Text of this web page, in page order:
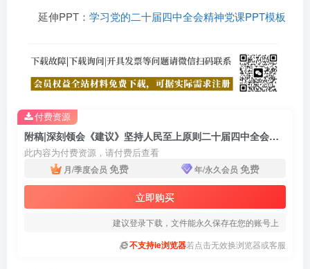
延伸PPT： 学习党的二十届四中全会精神党课PPT模板
附稿|深刻领会《建议》坚持人民至上原则二十届四中全会精神党课ppt课件
此内容为付费资源，请付费后查看
月/季度会员 免费 年/永久会员 免费
立即购买
建议登录下载，文件能永久保存在您的账号上
不支持ie浏览器若点击无效换浏览器或客服
付费资源